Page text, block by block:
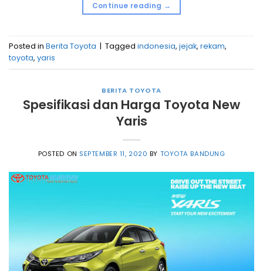
Continue reading →
Posted in Berita Toyota | Tagged indonesia, jejak, rekam,
toyota, yaris
BERITA TOYOTA
Spesifikasi dan Harga Toyota New
Yaris
POSTED ON SEPTEMBER 11, 2020 BY TOYOTA BANDUNG